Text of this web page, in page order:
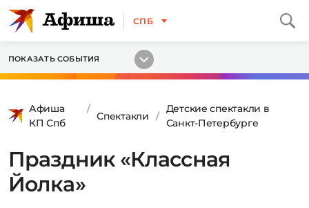
СПБ
ПОКАЗАТЬ СОБЫТИЯ
Афиша
КП Спб
Спектакли
Детские спектакли в
Санкт-Петербурге
Праздник «Классная
Йолка»